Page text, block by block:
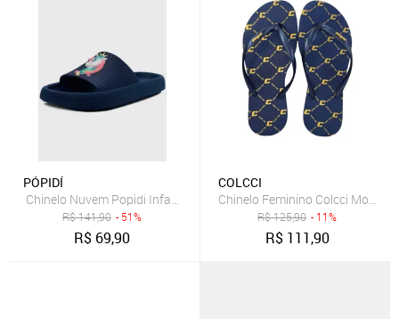
PÓPIDÍ
Chinelo Nuvem Popidi Infantil Menina Unicornio Marinho
R$141,90 - 51%
R$ 69,90
COLCCI
Chinelo Feminino Colcci Mono
R$125,90 - 11%
R$ 111,90